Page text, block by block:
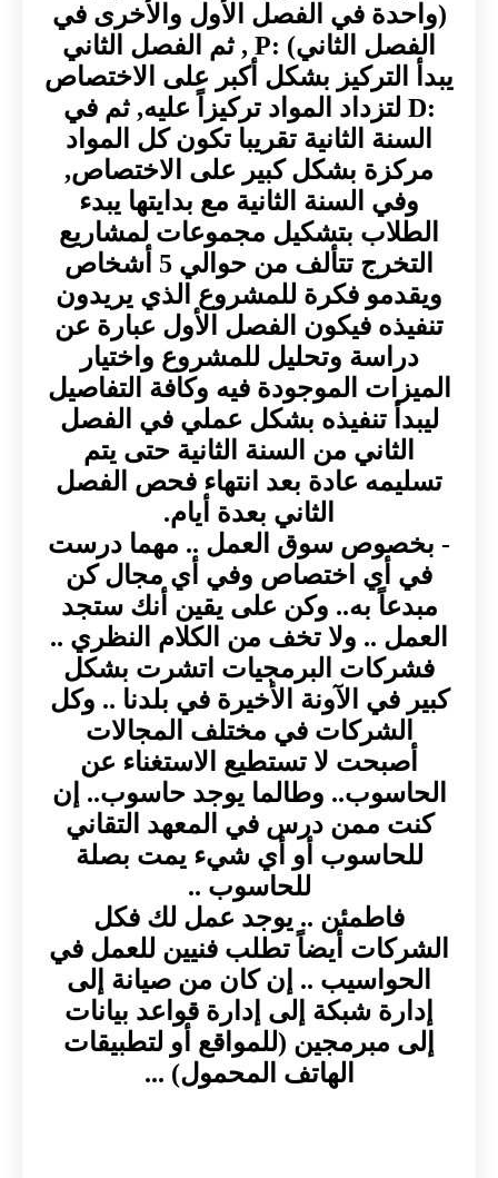
(واحدة في الفصل الأول والأخرى في
الفصل الثاني) :P , ثم الفصل الثاني
يبدأ التركيز بشكل أكبر على الاختصاص
:D لتزداد المواد تركيزاً عليه, ثم في
السنة الثانية تقريبا تكون كل المواد
مركزة بشكل كبير على الاختصاص,
وفي السنة الثانية مع بدايتها يبدء
الطلاب بتشكيل مجموعات لمشاريع
التخرج تتألف من حوالي 5 أشخاص
ويقدمو فكرة للمشروع الذي يريدون
تنفيذه فيكون الفصل الأول عبارة عن
دراسة وتحليل للمشروع واختيار
الميزات الموجودة فيه وكافة التفاصيل
ليبدأ تنفيذه بشكل عملي في الفصل
الثاني من السنة الثانية حتى يتم
تسليمه عادة بعد انتهاء فحص الفصل
الثاني بعدة أيام.
- بخصوص سوق العمل .. مهما درست
في أي اختصاص وفي أي مجال كن
مبدعاً به.. وكن على يقين أنك ستجد
العمل .. ولا تخف من الكلام النظري ..
فشركات البرمجيات اتشرت بشكل
كبير في الآونة الأخيرة في بلدنا .. وكل
الشركات في مختلف المجالات
أصبحت لا تستطيع الاستغناء عن
الحاسوب.. وطالما يوجد حاسوب.. إن
كنت ممن درس في المعهد التقاني
للحاسوب أو أي شيء يمت بصلة
للحاسوب ..
فاطمئن .. يوجد عمل لك فكل
الشركات أيضاً تطلب فنيين للعمل في
الحواسيب .. إن كان من صيانة إلى
إدارة شبكة إلى إدارة قواعد بيانات
إلى مبرمجين (للمواقع أو لتطبيقات
الهاتف المحمول) ...